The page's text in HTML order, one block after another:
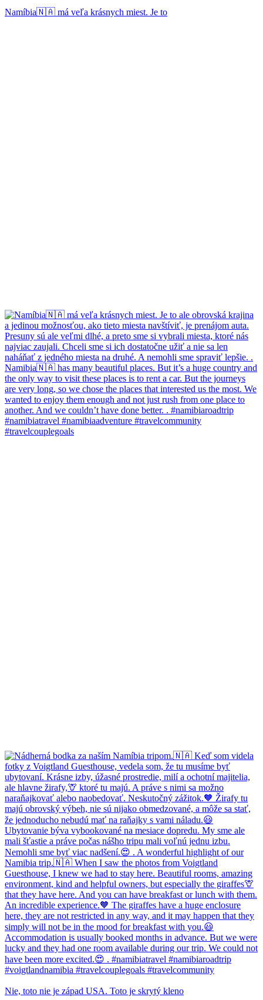
Namíbia🇳🇦 má veľa krásnych miest. Je to
Nie, toto nie je západ USA. Toto je skrytý kleno